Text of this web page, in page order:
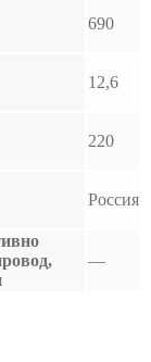
690
12,6
220
Россия
—